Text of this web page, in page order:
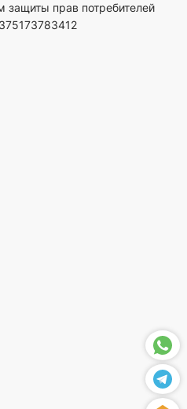
защиты прав потребителей